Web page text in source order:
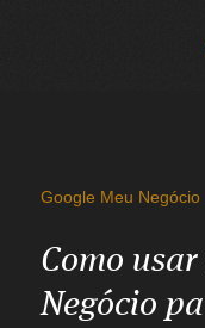
Google Meu Negócio
Como
Negócio